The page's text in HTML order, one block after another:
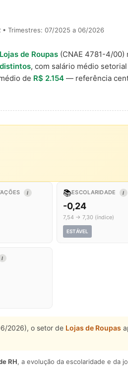
• Trimestres: 07/2025 a 06/2026
Lojas de Roupas (CNAE 4781-4/00)
, com salário médio
de R$ 2.154 — referência
I 📚ESCOLARIDADE I
-0,24
7,54 → 7,30 (índice)
ESTÁVEL
I
2026), o setor de Lojas de Roupas
RH, a evolução da escolaridade e da